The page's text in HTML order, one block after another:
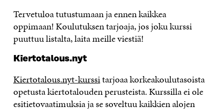
Tervetuloa tutustumaan ja ennen kaikkea
oppimaan! Koulutuksen tarjoaja, jos joku kurssi
puuttuu listalta, laita meille viestiä!
Kiertotalous.nyt
Kiertotalous.nyt-kurssitarjoaa korkeakoulutasoista
opetusta kiertotalouden perusteista. Kurssilla ei ole
esitietovaatimuksia ja se soveltuu kaikkien alojen